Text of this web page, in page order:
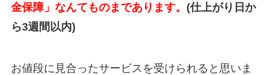
金保障」なんてものまであります。 (仕上がり日か
ら3週間以内)
お値段に見合ったサービスを受けられると思いま